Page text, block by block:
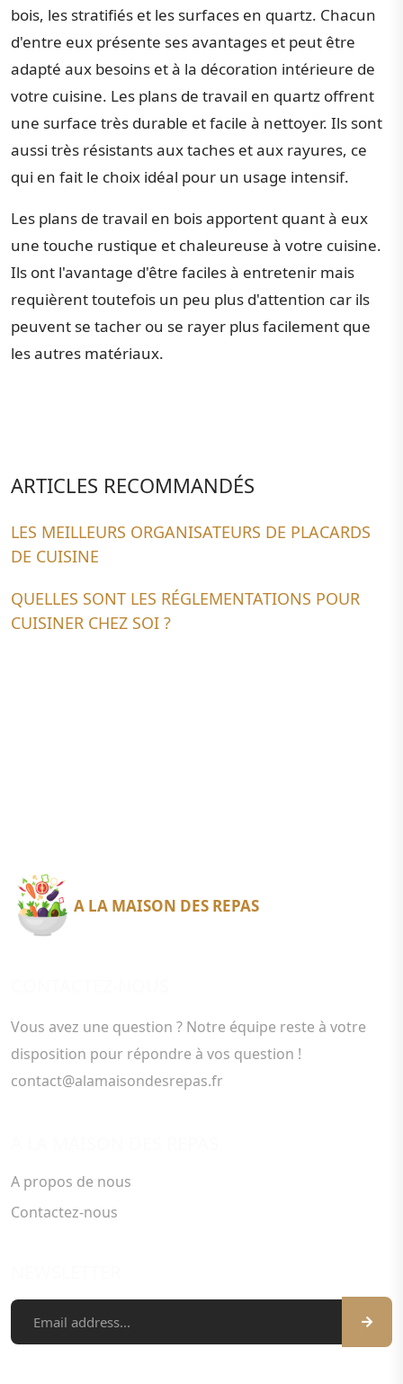
bois, les stratifiés et les surfaces en quartz. Chacun
d'entre eux présente ses avantages et peut être
adapté aux besoins et à la décoration intérieure de
votre cuisine. Les plans de travail en quartz offrent
une surface très durable et facile à nettoyer. Ils sont
aussi très résistants aux taches et aux rayures, ce
qui en fait le choix idéal pour un usage intensif.
Les plans de travail en bois apportent quant à eux
une touche rustique et chaleureuse à votre cuisine.
Ils ont l'avantage d'être faciles à entretenir mais
requièrent toutefois un peu plus d'attention car ils
peuvent se tacher ou se rayer plus facilement que
les autres matériaux.
ARTICLES RECOMMANDÉS
LES MEILLEURS ORGANISATEURS DE PLACARDS
DE CUISINE
QUELLES SONT LES RÉGLEMENTATIONS POUR
CUISINER CHEZ SOI ?
A LA MAISON DES REPAS
Vous avez une question ? Notre équipe reste à votre
disposition pour répondre à vos question !
contact@alamaisondesrepas.fr
A propos de nous
Contactez-nous